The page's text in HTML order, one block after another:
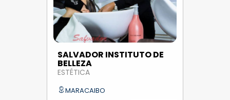
SALVADOR INSTITUTO DE
BELLEZA
ESTÉTICA
MARACAIBO